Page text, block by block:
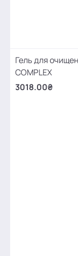
Гель для
COMPLEX
3018.00₴